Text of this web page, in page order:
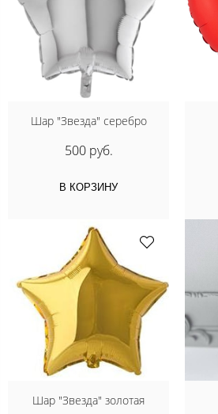
Шар "Звезда" серебро
500 руб.
В КОРЗИНУ
Шар "Звезда" золотая